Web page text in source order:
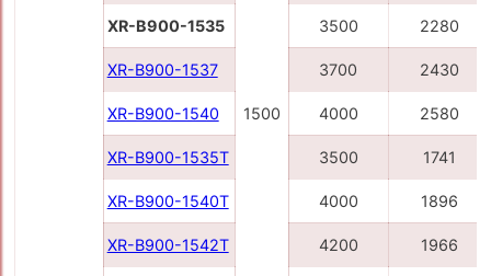
1500
XR-B900-1535 3500 2280
XR-B900-1537 3700 2430
XR-B900-1540 4000 2580
XR-B900-1535Т 3500 1741
XR-B900-1540Т 4000 1896
XR-B900-1542Т 4200 1966